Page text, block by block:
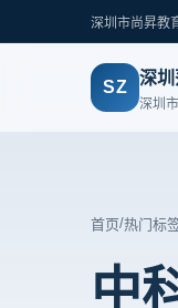
深圳市尚昇教
SZ 深
深圳
首页/热门标
中